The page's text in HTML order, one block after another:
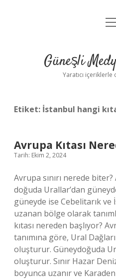
Yasal
Güneşli
Yaratıcı
Etiket: İstanbul hangi
Avrupa Kıtası
Tarih: Ekim 2, 2024
Avrupa sınırı nerede
doğuda Urallar’dan
güneyde ise Cebelitarık ve
uzanan bölge olarak
kıtası nereden başlıyor?
tanımına göre, Ural Dağları
oluşturur. Güneydoğuda
oluşturur. Sınır Hazar
boyunca uzanır ve